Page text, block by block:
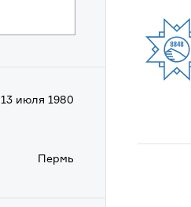
13 июля 1980
Пермь